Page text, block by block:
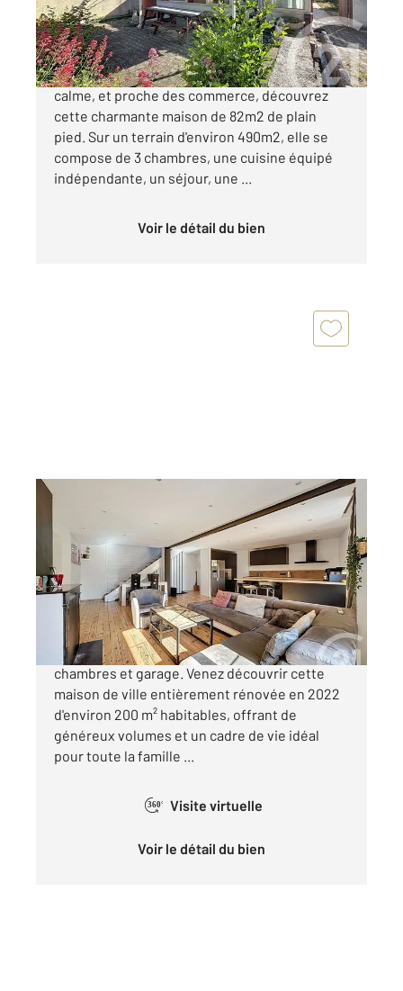
254 000 €
A MOZAC, située dans un quartier résidentiel
calme, et proche des commerce, découvrez
cette charmante maison de 82m2 de plain
pied. Sur un terrain d'environ 490m2, elle se
compose de 3 chambres, une cuisine équipé
indépendante, un séjour, une ...
Voir le détail du bien
, 7 pièces
Ref : 25131
Maison à vendre
256 000 €
MOZAC CENTRE Maison de ville rénovée avec 5
chambres et garage. Venez découvrir cette
maison de ville entièrement rénovée en 2022
d'environ 200 m² habitables, offrant de
généreux volumes et un cadre de vie idéal
pour toute la famille ...
360° Visite virtuelle
Voir le détail du bien